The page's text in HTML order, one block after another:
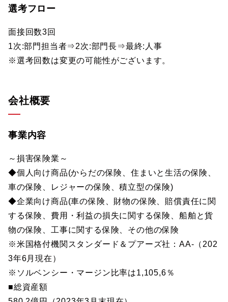
選考フロー
面接回数3回
1次:部門担当者⇒2次:部門長⇒最終:人事
※選考回数は変更の可能性がございます。
会社概要
事業内容
～損害保険業～
◆個人向け商品(からだの保険、住まいと生活の保険、
車の保険、レジャーの保険、積立型の保険)
◆企業向け商品(車の保険、財物の保険、賠償責任に関
する保険、費用・利益の損失に関する保険、船舶と貨
物の保険、工事に関する保険、その他の保険
※米国格付機関スタンダード＆プアーズ社：AA-（202
3年6月現在）
※ソルベンシー・マージン比率は1,105,6％
■総資産額